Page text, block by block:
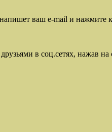
ваш e-mail и нажмите
в соц.сетях, нажав